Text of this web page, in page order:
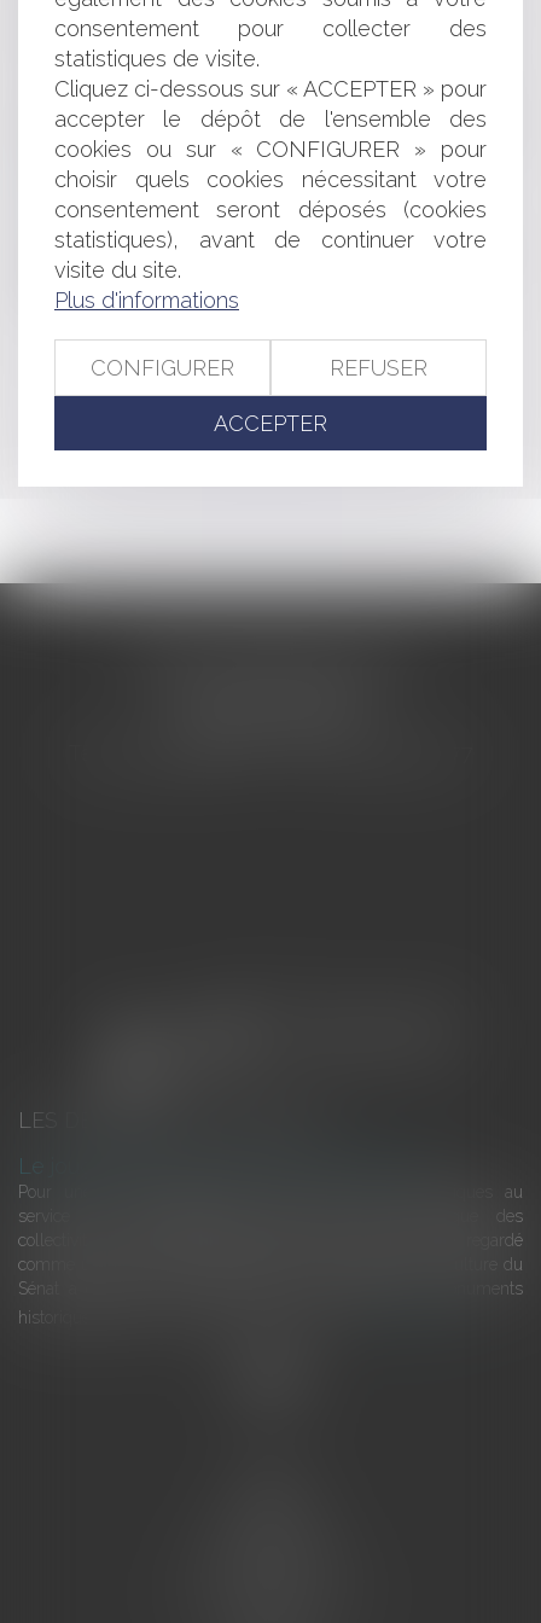
Indemnisations données par l'Etat à un époux rapatrié
d'Algérie et biens propres
A quoi sert une convention collective ?
Loi du 15 octobre 2010 complétant les dispositions
relatives à la démocratie sociale
L'article L. 222-1 du code de justice administrative
conforme à la Constitution
Garde à vue: la France condamnée par la CEDH
Le mandat ad hoc
Mails d'avertissement et Hadopi: un décret publié face
à la résistance de Free
Le bilan de compétence en 6 questions de base
... 427 428 431 432
>>
LES DERNIÈRES ACTUALITÉS
Le joug léger des monuments historiques
Pour une gestion patrimoniale des monuments historiques au
service du développement économique et touristique des
collectivités Le monument historique a longtemps été regardé
comme une charge. Le rapport que la commission de la culture du
Sénat a consacré, en juillet 2026, à la gestion des monuments
historiques invite à y voir aussi une ressour...
consentement pour collecter des
statistiques de visite.
Cliquez ci-dessous sur « ACCEPTER » pour
accepter le dépôt de l'ensemble des
cookies ou sur « CONFIGURER » pour
choisir quels cookies nécessitant votre
consentement seront déposés (cookies
statistiques), avant de continuer votre
visite du site.
Plus d'informations
CONFIGURER REFUSER
ACCEPTER